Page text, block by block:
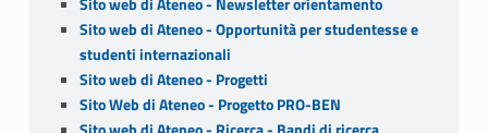
Sito web di Ateneo - Opportunità per studentesse e
studenti internazionali
Sito web di Ateneo - Progetti
Sito Web di Ateneo - Progetto PRO-BEN